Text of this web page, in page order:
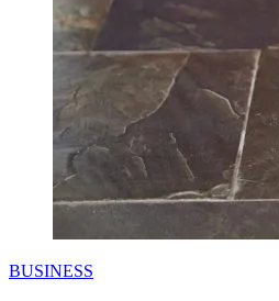
Categories
BUSINESS